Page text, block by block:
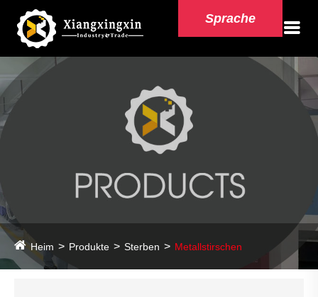
Sprache
Heim Produkte Sterben Metallstirschen